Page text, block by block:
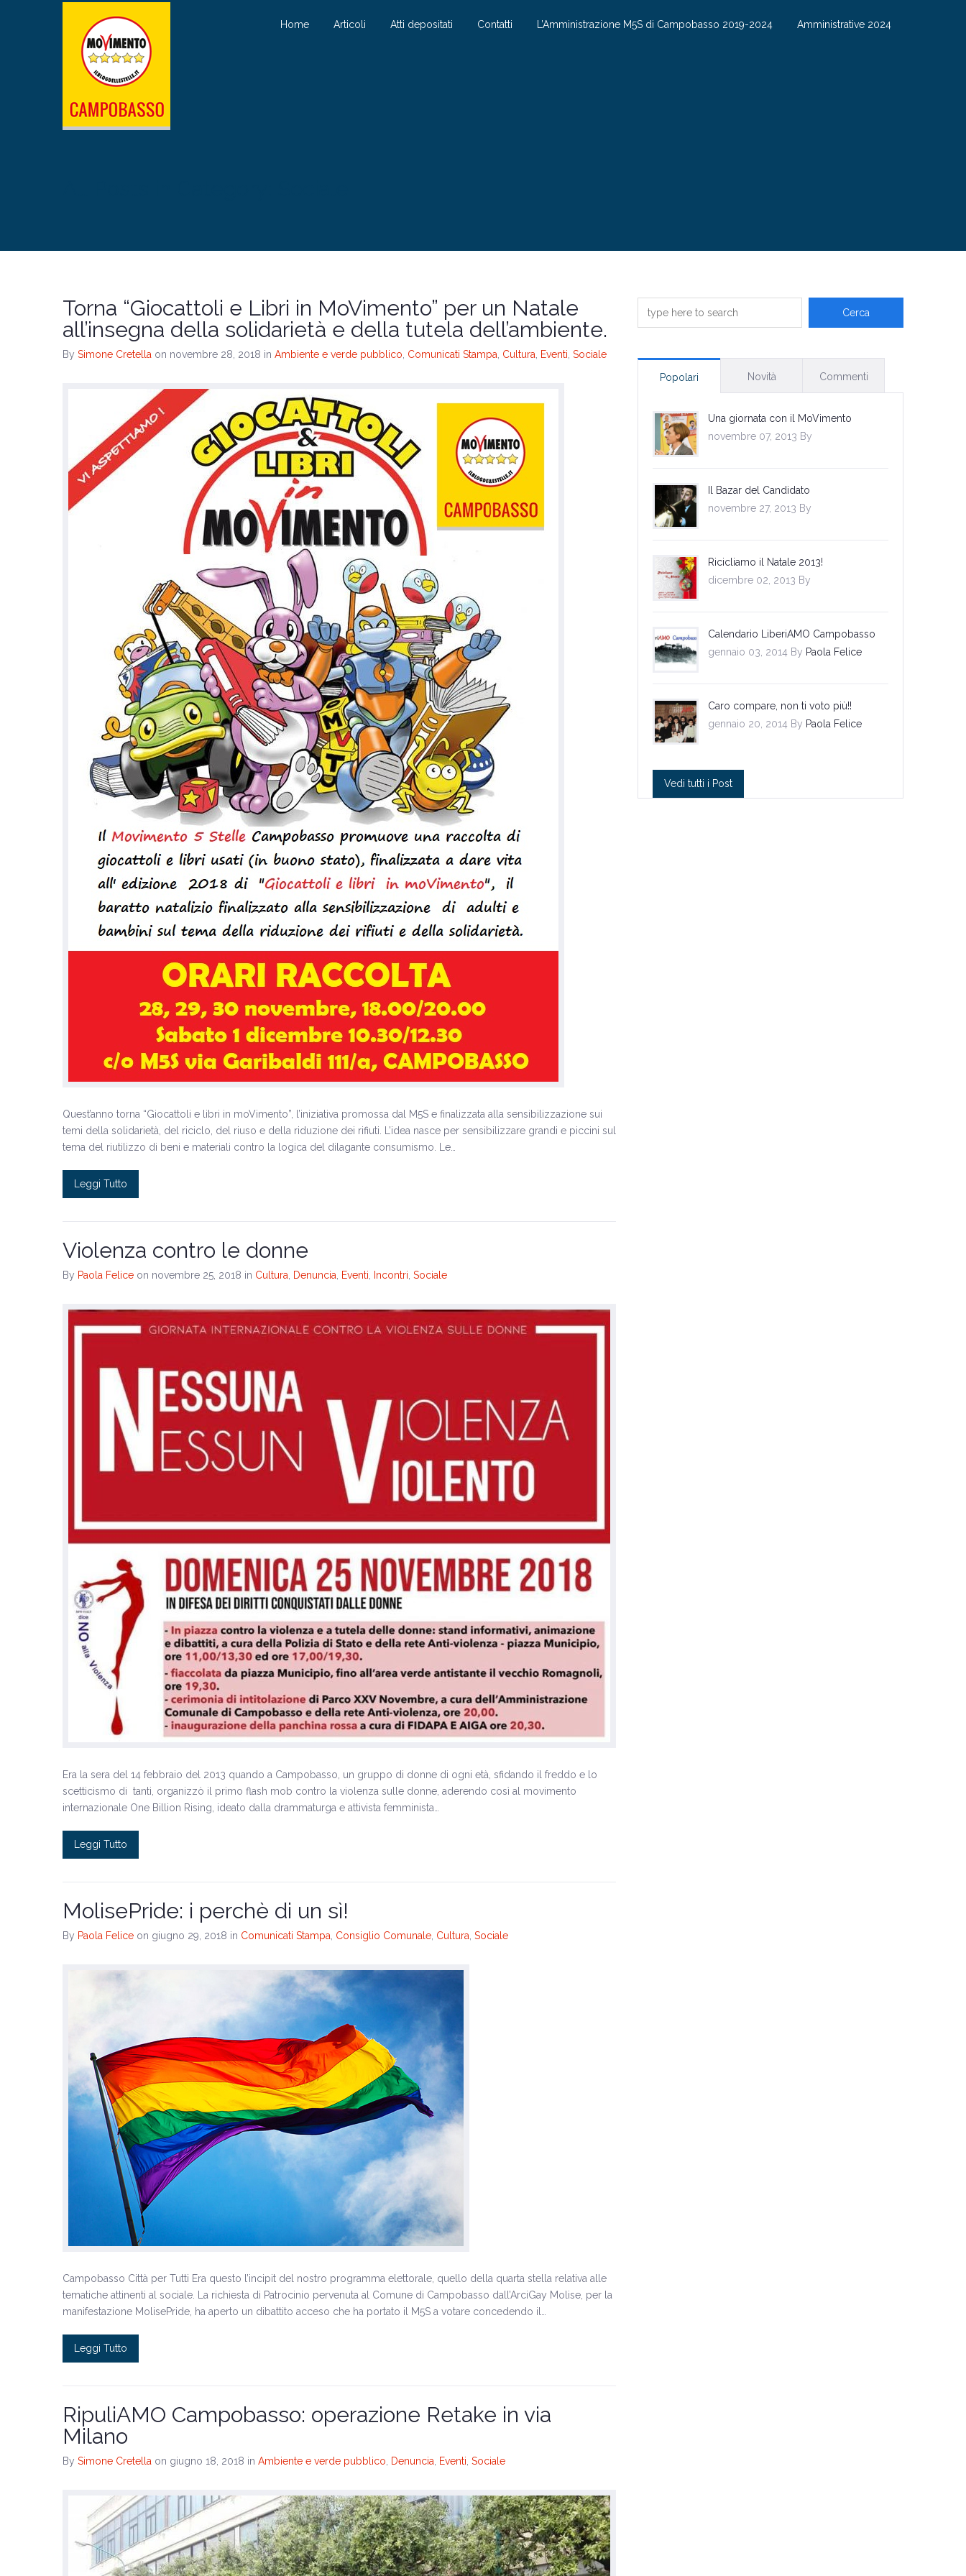
Home Articoli Atti depositati Contatti L’Amministrazione M5S di Campobasso 2019-2024 Amministrative 2024
Torna “Giocattoli e Libri in MoVimento” per un Natale
all’insegna della solidarietà e della tutela dell’ambiente.
By Simone Cretella on novembre 28, 2018 in Ambiente e verde pubblico Comunicati Stampa Cultura Eventi Sociale
Quest’anno torna “Giocattoli e libri in moVimento”, l’iniziativa promossa dal M5S e finalizzata alla sensibilizzazione sui
temi della solidarietà, del riciclo, del riuso e della riduzione dei rifiuti. L’idea nasce per sensibilizzare grandi e piccini sul
tema del riutilizzo di beni e materiali contro la logica del dilagante consumismo. Le…
Leggi Tutto
Violenza contro le donne
By Paola Felice on novembre 25, 2018 in Cultura Denuncia Eventi Incontri Sociale
Era la sera del 14 febbraio del 2013 quando a Campobasso, un gruppo di donne di ogni età, sfidando il freddo e lo
scetticismo di tanti, organizzò il primo flash mob contro la violenza sulle donne, aderendo così al movimento
internazionale One Billion Rising, ideato dalla drammaturga e attivista femminista…
Leggi Tutto
MolisePride: i perchè di un sì!
By Paola Felice on giugno 29, 2018 in Comunicati Stampa Consiglio Comunale Cultura Sociale
Campobasso Città per Tutti Era questo l’incipit del nostro programma elettorale, quello della quarta stella relativa alle
tematiche attinenti al sociale. La richiesta di Patrocinio pervenuta al Comune di Campobasso dall’ArciGay Molise, per la
manifestazione MolisePride, ha aperto un dibattito acceso che ha portato il M5S a votare concedendo il…
Leggi Tutto
RipuliAMO Campobasso: operazione Retake in via
Milano
By Simone Cretella on giugno 18, 2018 in Ambiente e verde pubblico Denuncia Eventi Sociale
Popolari Novità Commenti
Una giornata con il MoVimento
novembre 07, 2013 By
Il Bazar del Candidato
novembre 27, 2013 By
Ricicliamo il Natale 2013!
dicembre 02, 2013 By
Calendario LiberiAMO Campobasso
gennaio 03, 2014 By Paola Felice
Caro compare, non ti voto più!!
gennaio 20, 2014 By Paola Felice
Vedi tutti i Post